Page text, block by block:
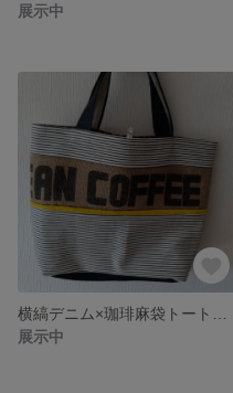
展示中
展示中